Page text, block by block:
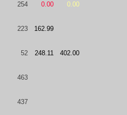
254 0.00 0.00
223 162.99
52 248.11 402.00
463
437